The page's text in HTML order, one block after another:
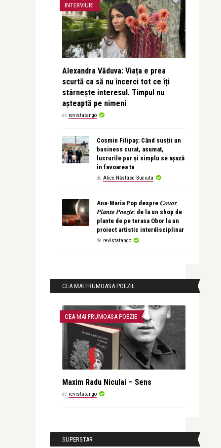
INTERVIURI
Alexandra Văduva: Viața e prea
scurtă ca să nu încerci tot ce îți
stârnește interesul. Timpul nu
așteaptă pe nimeni
de revistatango
Cosmin Filipaș: Când susții un
business curat, asumat,
lucrurile pur și simplu se așază
în favoarea ta
de Alice Năstase Buciuta
Ana-Maria Pop despre 𝐶𝑜𝑣𝑜𝑟
𝑃𝑙𝑎𝑛𝑡𝑒 𝑃𝑜𝑒𝑧𝑖𝑒: de la un shop de
plante de pe terasa Obor la un
proiect artistic interdisciplinar
de revistatango
CEA MAI FRUMOASA POEZIE
CEA MAI FRUMOASA POEZIE
Maxim Radu Niculai – Sens
de revistatango
SUPERSTAR